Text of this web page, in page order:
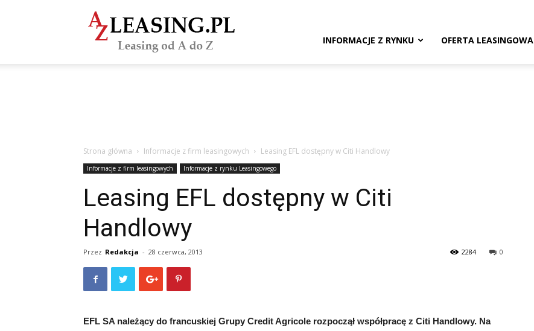
INFORMACJE Z RYNKU OFERTA LEASINGOWA
Strona główna Informacje z firm leasingowych Leasing EFL dostępny w Citi Handlowy
Informacje z firm leasingowych Informacje z rynku Leasingowego
Leasing EFL dostępny w Citi
Handlowy
Przez Redakcja - 28 czerwca, 2013 0
2284
EFL SA należący do francuskiej Grupy Credit Agricole rozpoczął współpracę z Citi Handlowy. Na